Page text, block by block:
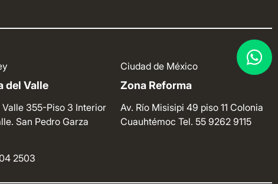
del Valle
Valle 355-Piso 3 Interior
San Pedro Garza
2503
Ciudad de México
Zona Reforma
Av. Río Misisipi 49 piso 11 Colonia
CuauhtémocTel. 55 9262 9115